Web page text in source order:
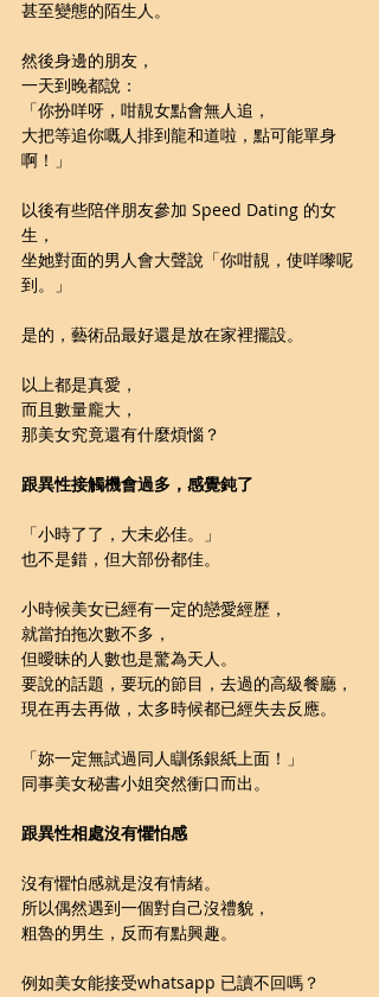
甚至變態的陌生人。
然後身邊的朋友，
一天到晚都說：
「你扮咩呀，咁靚女點會無人追，
大把等追你嘅人排到龍和道啦，點可能單身
啊！」
以後有些陪伴朋友參加 Speed Dating 的女
生，
坐她對面的男人會大聲說「你咁靚，使咩嚟呢
到。」
是的，藝術品最好還是放在家裡擺設。
以上都是真愛，
而且數量龐大，
那美女究竟還有什麼煩惱？
跟異性接觸機會過多，感覺鈍了
「小時了了，大未必佳。」
也不是錯，但大部份都佳。
小時候美女已經有一定的戀愛經歷，
就當拍拖次數不多，
但曖昧的人數也是驚為天人。
要說的話題，要玩的節目，去過的高級餐廳，
現在再去再做，太多時候都已經失去反應。
「妳一定無試過同人瞓係銀紙上面！」
同事美女秘書小姐突然衝口而出。
跟異性相處沒有懼怕感
沒有懼怕感就是沒有情緒。
所以偶然遇到一個對自己沒禮貌，
粗魯的男生，反而有點興趣。
例如美女能接受whatsapp 已讀不回嗎？